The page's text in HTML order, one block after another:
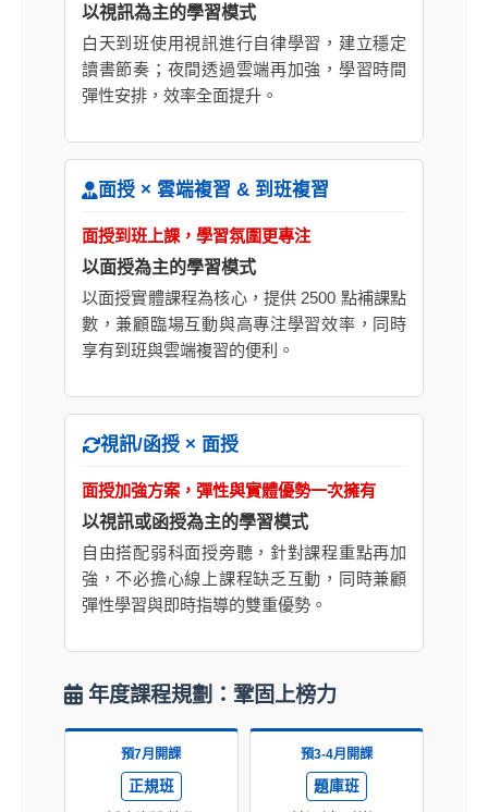
以視訊為主的學習模式
白天到班使用視訊進行自律學習，建立穩定
讀書節奏；夜間透過雲端再加強，學習時間
彈性安排，效率全面提升。
面授 × 雲端複習 & 到班複習
面授到班上課，學習氛圍更專注
以面授為主的學習模式
以面授實體課程為核心，提供 2500 點補課點
數，兼顧臨場互動與高專注學習效率，同時
享有到班與雲端複習的便利。
視訊/函授 × 面授
面授加強方案，彈性與實體優勢一次擁有
以視訊或函授為主的學習模式
自由搭配弱科面授旁聽，針對課程重點再加
強，不必擔心線上課程缺乏互動，同時兼顧
彈性學習與即時指導的雙重優勢。
年度課程規劃：鞏固上榜力
預7月開課
正規班
預3-4月開課
題庫班